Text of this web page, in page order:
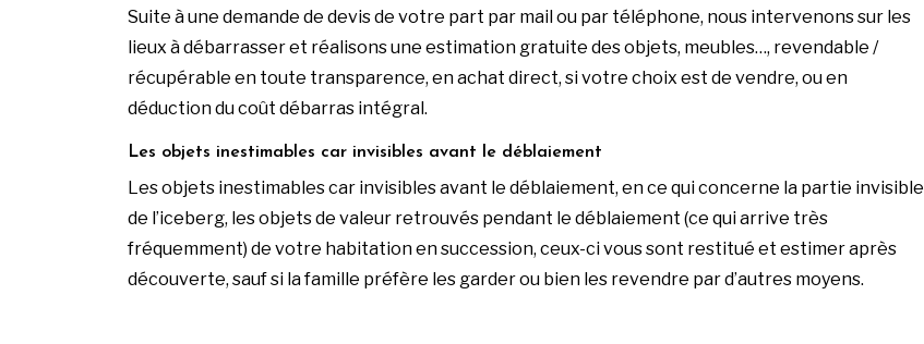
Suite à une demande de devis de votre part par mail ou par téléphone, nous intervenons sur les
lieux à débarrasser et réalisons une estimation gratuite des objets, meubles…, revendable /
récupérable en toute transparence, en achat direct, si votre choix est de vendre, ou en
déduction du coût débarras intégral.
Les objets inestimables car invisibles avant le déblaiement
Les objets inestimables car invisibles avant le déblaiement, en ce qui concerne la partie invisible
de l’iceberg, les objets de valeur retrouvés pendant le déblaiement (ce qui arrive très
fréquemment) de votre habitation en succession, ceux-ci vous sont restitué et estimer après
découverte, sauf si la famille préfère les garder ou bien les revendre par d’autres moyens.